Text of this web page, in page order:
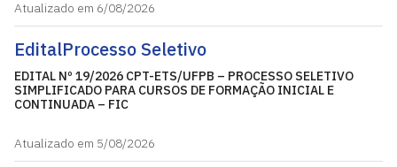
Atualizado em 6/08/2026
EditalProcesso Seletivo
EDITAL Nº 19/2026 CPT-ETS/UFPB – PROCESSO SELETIVO
SIMPLIFICADO PARA CURSOS DE FORMAÇÃO INICIAL E
CONTINUADA – FIC
Atualizado em 5/08/2026